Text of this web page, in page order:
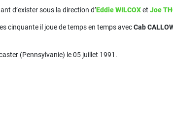
d’exister sous la direction d’Eddie WILCOXet Joe
cinquante il joue de temps en temps avecCab
(Pennsylvanie) le 05 juillet 1991.